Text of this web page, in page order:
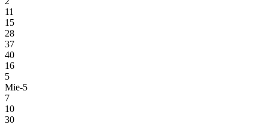
11
15
28
37
40
16
5
Mie-5
7
10
30